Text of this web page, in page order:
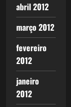
abril 2012
março 2012
fevereiro
2012
janeiro
2012